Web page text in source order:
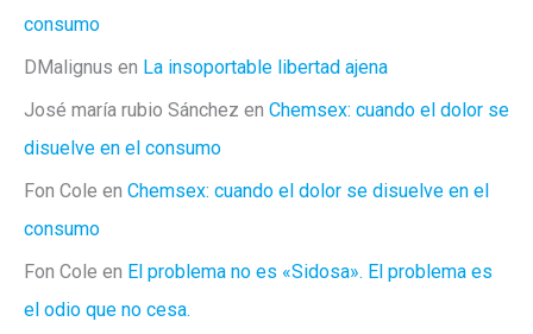
consumo
DMalignus en La insoportable libertad ajena
José maría rubio Sánchez en Chemsex: cuando el dolor se
disuelve en el consumo
Fon Cole en Chemsex: cuando el dolor se disuelve en el
consumo
Fon Cole en El problema no es «Sidosa». El problema es
el odio que no cesa.